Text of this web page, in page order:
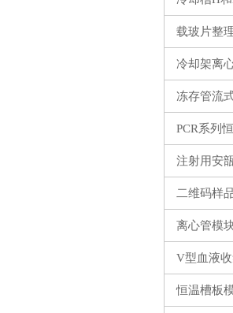
载玻片整
冷却架离
冻存管流
PCR系列
注射用安
二维码样
离心管模
V型血液
恒温槽板